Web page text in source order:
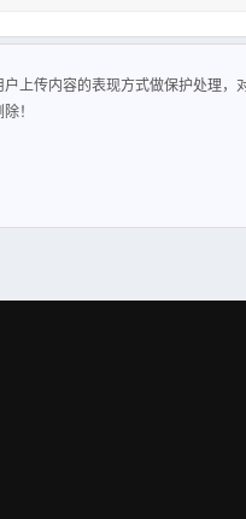
上传内容的表现方式做保护处理，
！